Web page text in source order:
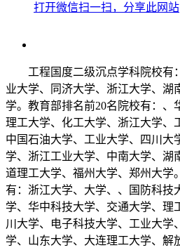
打开微信扫一扫，分享此网站
工程国度二级沉点学科院校有
业大学、同济大学、浙江大学、湖
学。教育部排名前20名院校有：、
理工大学、化工大学、浙江大学、
中国石油大学、工业大学、四川大
学、浙江工业大学、中南大学、湖
道理工大学、福州大学、郑州大学
有：浙江大学、大学、、国防科技
学、华中科技大学、交通大学、理
川大学、电子科技大学、工业大学
学、山东大学、大连理工大学、解